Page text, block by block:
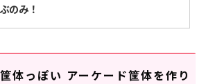
のみ！
体っぽい アーケード筐体を作り